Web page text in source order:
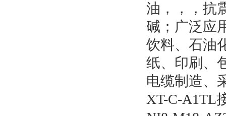
油，，，抗
碱；广泛应
饮料、石油
纸、印刷、
电缆制造、
XT-C-A1TL